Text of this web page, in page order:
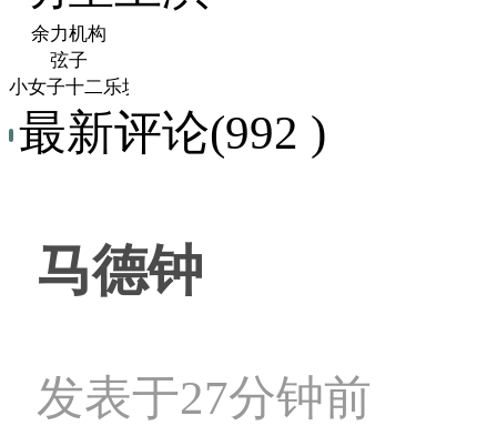
余力机构
弦子
小女子十二乐坊
最新评论(992 )
马德钟
发表于27分钟前